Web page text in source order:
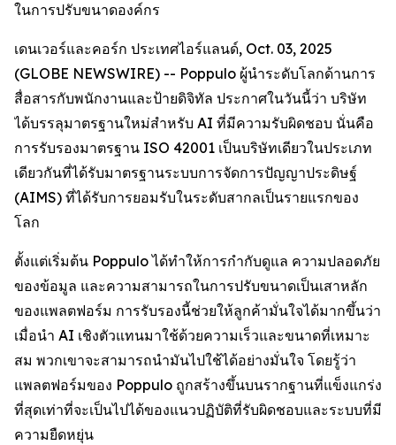
ในการปรับขนาดองค์กร
เดนเวอร์และคอร์ก ประเทศไอร์แลนด์, Oct. 03, 2025
(GLOBE NEWSWIRE) -- Poppulo ผู้นำระดับโลกด้านการ
สื่อสารกับพนักงานและป้ายดิจิทัล ประกาศในวันนี้ว่า บริษัท
ได้บรรลุมาตรฐานใหม่สำหรับ AI ที่มีความรับผิดชอบ นั่นคือ
การรับรองมาตรฐาน ISO 42001 เป็นบริษัทเดียวในประเภท
เดียวกันที่ได้รับมาตรฐานระบบการจัดการปัญญาประดิษฐ์
(AIMS) ที่ได้รับการยอมรับในระดับสากลเป็นรายแรกของ
โลก
ตั้งแต่เริ่มต้น Poppulo ได้ทำให้การกำกับดูแล ความปลอดภัย
ของข้อมูล และความสามารถในการปรับขนาดเป็นเสาหลัก
ของแพลตฟอร์ม การรับรองนี้ช่วยให้ลูกค้ามั่นใจได้มากขึ้นว่า
เมื่อนำ AI เชิงตัวแทนมาใช้ด้วยความเร็วและขนาดที่เหมาะ
สม พวกเขาจะสามารถนำมันไปใช้ได้อย่างมั่นใจ โดยรู้ว่า
แพลตฟอร์มของ Poppulo ถูกสร้างขึ้นบนรากฐานที่แข็งแกร่ง
ที่สุดเท่าที่จะเป็นไปได้ของแนวปฏิบัติที่รับผิดชอบและระบบที่มี
ความยืดหยุ่น